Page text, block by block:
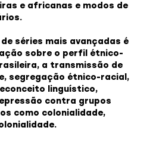
e africanas e modos de
séries mais avançadas é
sobre o perfil étnico-
a transmissão de
segregação étnico-racial,
linguístico,
contra grupos
como colonialidade,